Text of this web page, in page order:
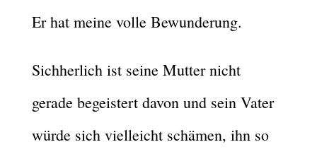
Er hat meine volle Bewunderung.
Sichherlich ist seine Mutter nicht
gerade begeistert davon und sein Vater
würde sich vielleicht schämen, ihn so